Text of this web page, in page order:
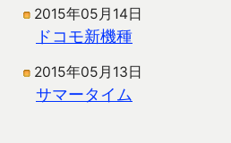
2015年05月14日
ドコモ新機種
2015年05月13日
サマータイム